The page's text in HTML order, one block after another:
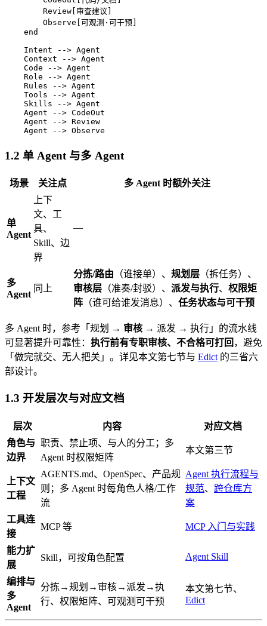
        Review[审查建议]
        Observe[可观测·可干预]
    end
    Intent --> Agent
    Context --> Agent
    Code --> Agent
    Role --> Agent
    Rules --> Agent
    Tools --> Agent
    Skills --> Agent
    Agent --> CodeOut
    Agent --> Review
1.2 单 Agent 与多 Agent
场景 关注点 多 Agent 时额外关注
单
Agent
上下
文、工
具、
Skill、边
界
—
多
Agent
同上
分拣/路由 （谁接单）、 规划层 （拆任务）、
审核层 （准奏/封驳）、 派发与执行、 权限矩
阵 （谁可给谁发消息）、 任务状态与可干预
多 Agent 时，参考「规划 → 审核 → 派发 → 执行」的流水线
可显著提升可靠性： 执行前有专职审核、不合格可打回 ，避免
「做完就交、无人把关」。详见本文第七节与 Edict的三省六
部设计。
1.3 开发层次与对应文档
层次 内容
对应文档
角色与
边界
职责、禁止项、与人的分工；多
Agent 时权限矩阵
本文第三节
上下文
工程
AGENTS.md、OpenSpec、产品规
则；多 Agent 时每角色人格/工作
流
Agent 执行流程与
规范、 跨仓库方
案
工具连
接
MCP 等 MCP 入门与实践
能力扩
展
Skill，可按角色配置 Agent Skill
编排与
多
Agent
分拣→规划→审核→派发→执
行、权限矩阵、可观测可干预
本文第七节、
Edict